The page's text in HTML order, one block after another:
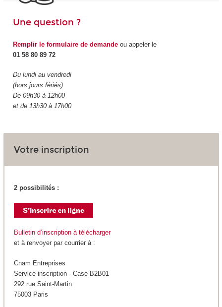
Une question ?
Remplir le formulaire de demandeou appeler le
01 58 80 89 72
Du lundi au vendredi
(hors jours fériés)
De 09h30 à 12h00
et de 13h30 à 17h00
Votre inscription
2 possibilités :
Bulletin d’inscription à télécharger
et à renvoyer par courrier à :
Cnam Entreprises
Service inscription - Case B2B01
292 rue Saint-Martin
75003 Paris